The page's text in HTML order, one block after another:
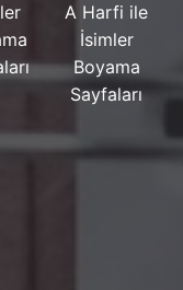
A Harfi ile
İsimler
Boyama
Sayfaları